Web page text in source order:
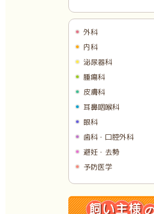
外科
内科
泌尿器科
腫瘍科
皮膚科
耳鼻咽喉科
眼科
歯科・口腔外科
避妊・去勢
予防医学